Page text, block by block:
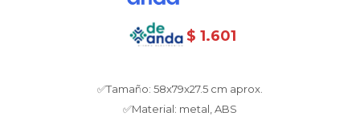
$ 1.601
✅Tamaño: 58x79x27.5 cm aprox.
✅Material: metal, ABS